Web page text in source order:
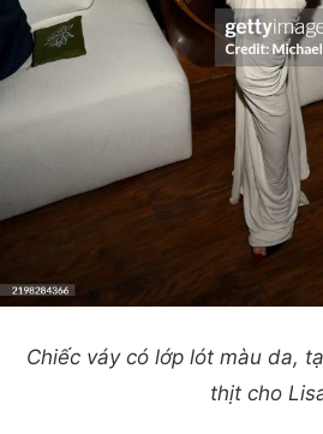
Chiếc váy có lớp lót màu da,
thịt cho